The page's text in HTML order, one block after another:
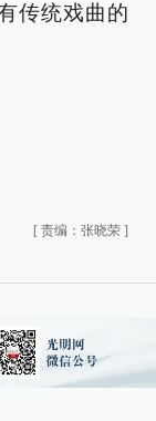
传统戏曲的
[ 责编：张晓荣 ]